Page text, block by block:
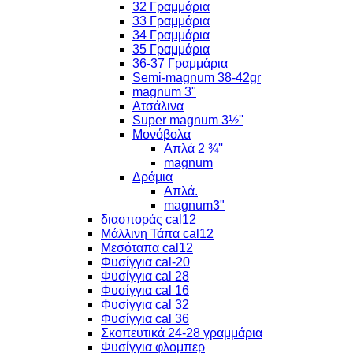
32 Γραμμάρια
33 Γραμμάρια
34 Γραμμάρια
35 Γραμμάρια
36-37 Γραμμάρια
Semi-magnum 38-42gr
magnum 3"
Ατσάλινα
Super magnum 3½''
Μονόβολα
Απλά 2 ¾''
magnum
Δράμια
Απλά.
magnum3"
διασποράς cal12
Μάλλινη Τάπα cal12
Μεσόταπα cal12
Φυσίγγια cal-20
Φυσίγγια cal 28
Φυσίγγια cal 16
Φυσίγγια cal 32
Φυσίγγια cal 36
Σκοπευτικά 24-28 γραμμάρια
Φυσίγγια φλομπερ